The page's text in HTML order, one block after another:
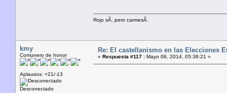
Rojo sÃ­, pero carmesÃ­.
kmy
Comunero de honor
Aplausos: +21/-13
Desconectado
Re: El castellanismo en las Elecciones
« Respuesta #117 : Mayo 06, 2014, 05:36:21 »